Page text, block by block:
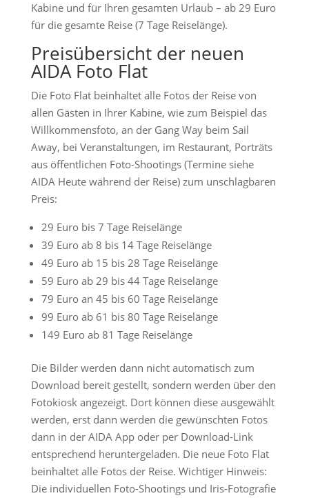
Kabine und für Ihren gesamten Urlaub – ab 29 Euro
für die gesamte Reise (7 Tage Reiselänge).
Preisübersicht der neuen
AIDA Foto Flat
Die Foto Flat beinhaltet alle Fotos der Reise von
allen Gästen in Ihrer Kabine, wie zum Beispiel das
Willkommensfoto, an der Gang Way beim Sail
Away, bei Veranstaltungen, im Restaurant, Porträts
aus öffentlichen Foto-Shootings (Termine siehe
AIDA Heute während der Reise) zum unschlagbaren
Preis:
29 Euro bis 7 Tage Reiselänge
39 Euro ab 8 bis 14 Tage Reiselänge
49 Euro ab 15 bis 28 Tage Reiselänge
59 Euro ab 29 bis 44 Tage Reiselänge
79 Euro an 45 bis 60 Tage Reiselänge
99 Euro ab 61 bis 80 Tage Reiselänge
149 Euro ab 81 Tage Reiselänge
Die Bilder werden dann nicht automatisch zum
Download bereit gestellt, sondern werden über den
Fotokiosk angezeigt. Dort können diese ausgewählt
werden, erst dann werden die gewünschten Fotos
dann in der AIDA App oder per Download-Link
entsprechend heruntergeladen. Die neue Foto Flat
beinhaltet alle Fotos der Reise. Wichtiger Hinweis:
Die individuellen Foto-Shootings und Iris-Fotografie